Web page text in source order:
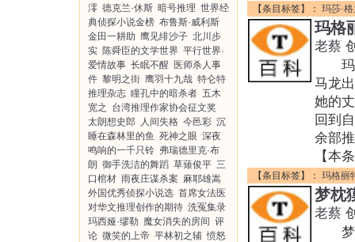
澪 德克兰·休斯 暗号推理 世界经
典侦探小说金榜 布鲁斯·威利斯
金田一耕助 鹰见绯沙子 北川步
实 陈舜臣的文学世界 平行世界·
爱情故事 长眠不醒
医师杀人事
件 黎明之街 鹰羽十九哉 特仑特
推理杂志 瞳孔中的暗杀者 五木
宽之
台湾推理作家协会征文奖
太朗想史郎 人间失格 今邑彩 沉
睡在森林里的鱼 死神之眼 深夜
鸣响的一千只铃 弗瑞德里克·布
朗 御手洗洁的舞蹈 草薙俊平 三
口棺材 雨夜庄谋杀案 麻耶雄嵩
外国优秀侦探小说选 首席女法医
对华文推理创作的期待 洗冤集录
玛西娅·缪勒 魔女消失的房间 评
论 微笑的上帝 平林初之辅 愤怒
【条目标签】： 玛莎·
玛格
老蔡
玛格
马龙
她的
回到
余部
【本
【条目标签】： 玛格丽
梦枕
老蔡
梦枕